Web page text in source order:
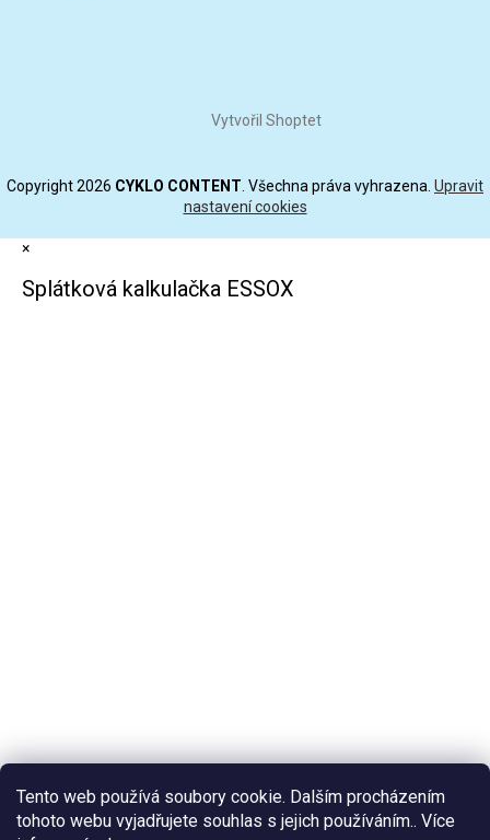
Tento web používá soubory cookie. Dalším procházením
tohoto webu vyjadřujete souhlas s jejich používáním.. Více
Vytvořil Shoptet
Copyright 2026 CYKLO CONTENT . Všechna práva vyhrazena. Upravit
nastavení cookies
×
Splátková kalkulačka ESSOX